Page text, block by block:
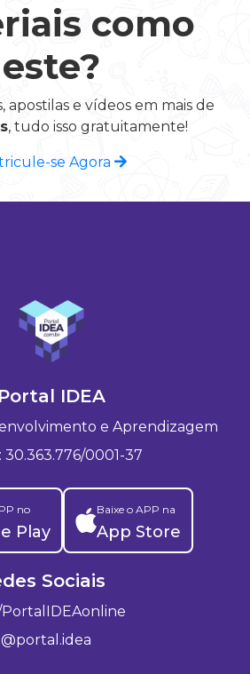
como
este?
apostilas e vídeos em mais de
, tudo isso gratuitamente!
se Agora
Portal IDEA
e Aprendizagem
30.363.776/0001-37
no
Play
Baixe o APP na
App Store
Sociais
@portal.idea